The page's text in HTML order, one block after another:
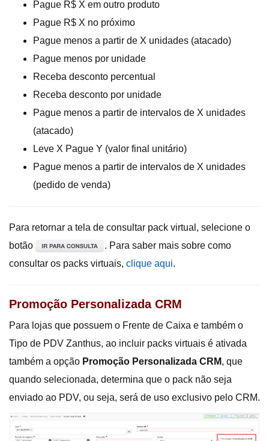
Pague R$ X em outro produto
Pague R$ X no próximo
Pague menos a partir de X unidades (atacado)
Pague menos por unidade
Receba desconto percentual
Receba desconto por unidade
Pague menos a partir de intervalos de X unidades
(atacado)
Leve X Pague Y (valor final unitário)
Pague menos a partir de intervalos de X unidades
(pedido de venda)
Para retornar a tela de consultar pack virtual, selecione o
botão
. Para saber mais sobre como
consultar os packs virtuais, clique aqui.
Promoção Personalizada CRM
Para lojas que possuem o Frente de Caixa e também o
Tipo de PDV Zanthus, ao incluir packs virtuais é ativada
também a opção Promoção Personalizada CRM, que
quando selecionada, determina que o pack não seja
enviado ao PDV, ou seja, será de uso exclusivo pelo CRM.